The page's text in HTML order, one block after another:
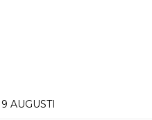
AUGUSTI